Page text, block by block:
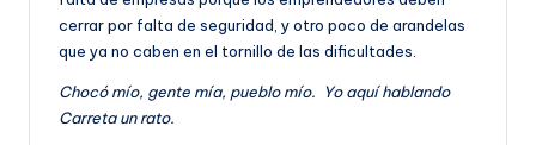
cerrar por falta de seguridad, y otro poco de arandelas
que ya no caben en el tornillo de las dificultades.
Chocó mío, gente mía, pueblo mío. Yo aquí hablando
Carreta un rato.